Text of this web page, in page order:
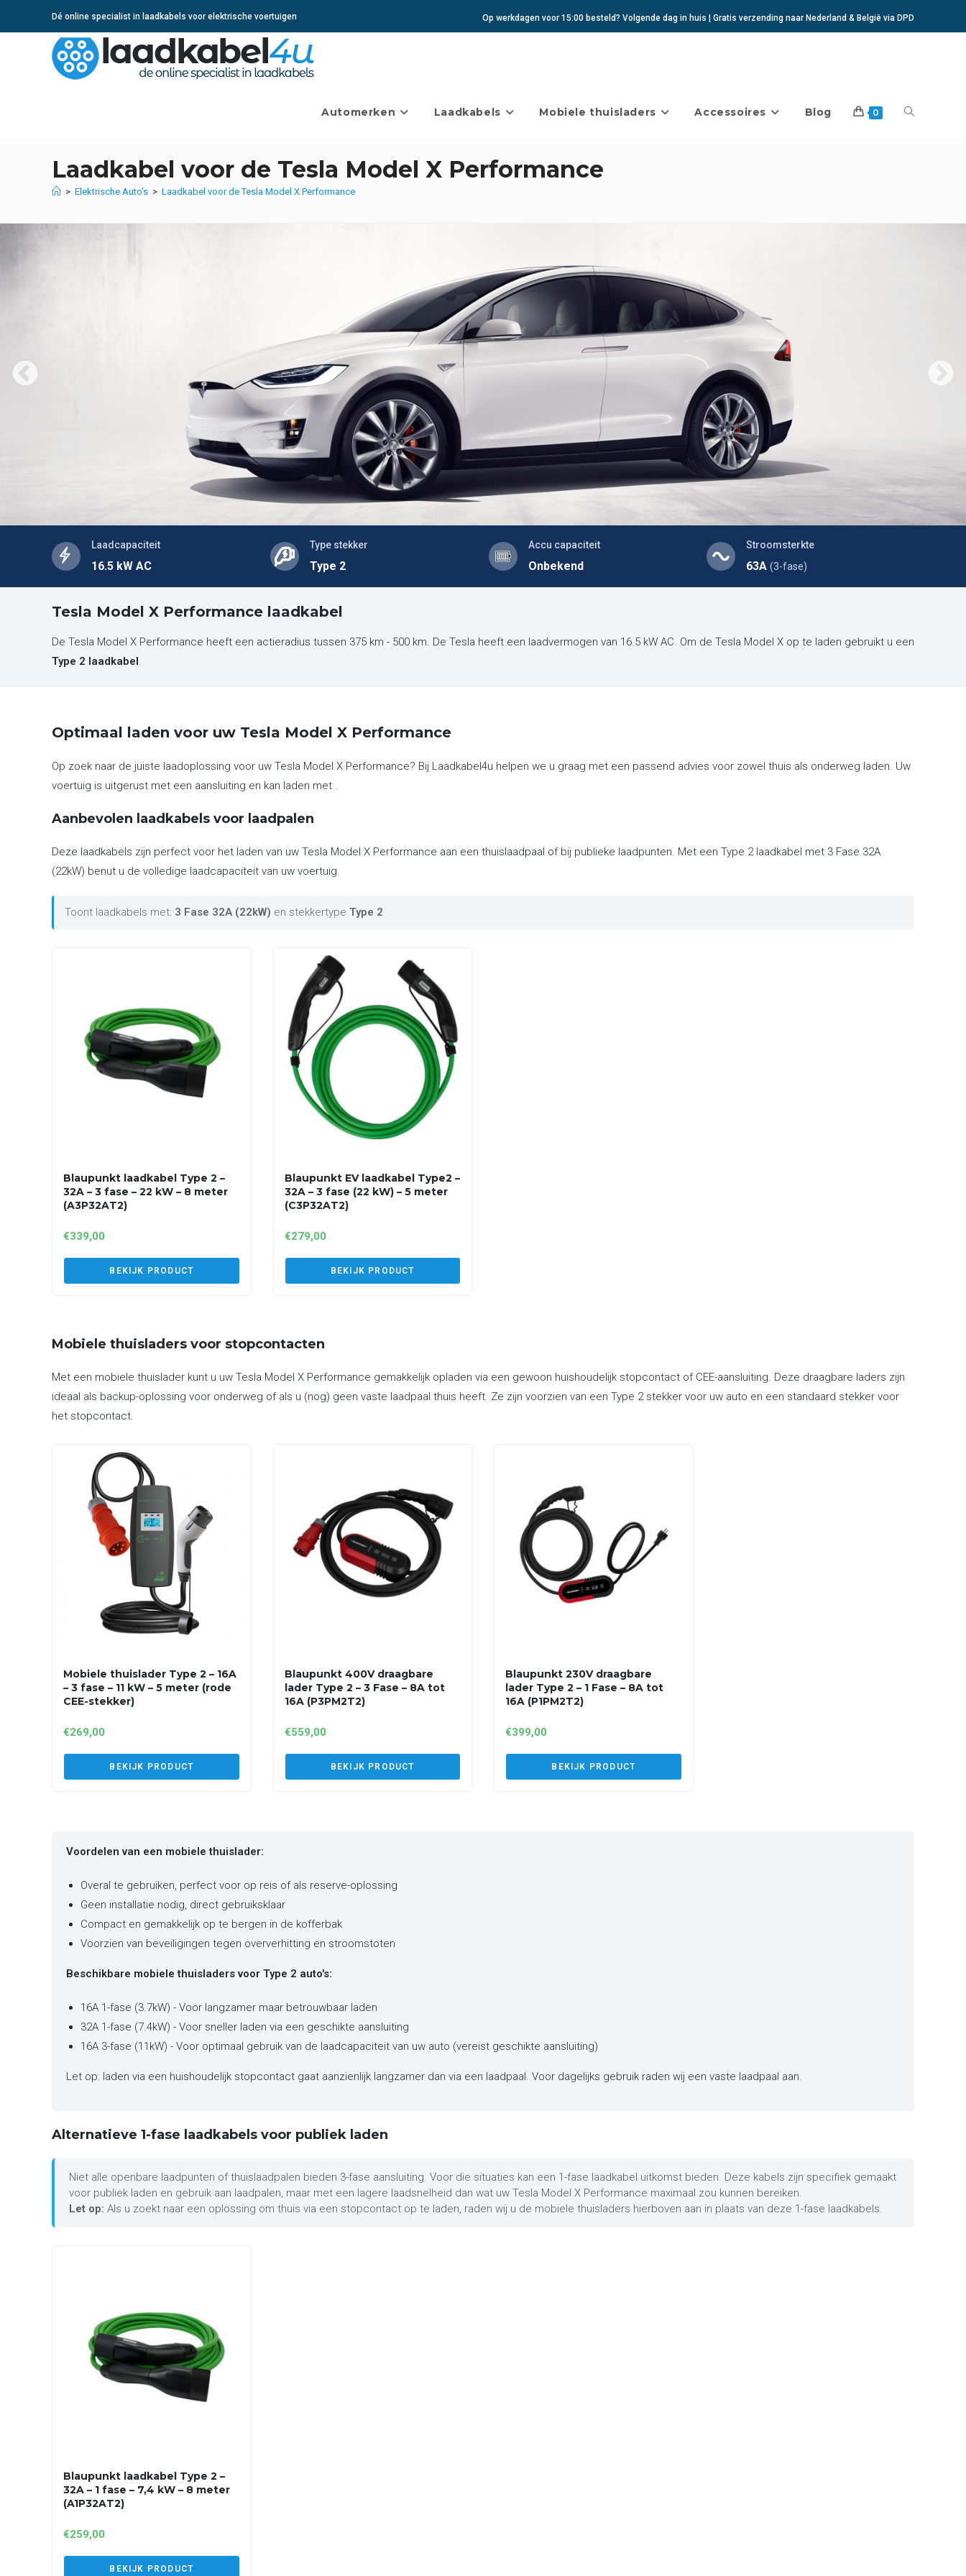
Dé online specialist in laadkabels voor elektrische voertuigen Op werkdagen voor 15:00 besteld? Volgende dag in huis | Gratis verzending naar Nederland & België via DPD
Automerken Laadkabels Mobiele thuisladers Accessoires Blog 0 Toggle
Laadkabel voor de Tesla Model X Performance
> Elektrische Auto's > Laadkabel voor de Tesla Model X Performance
Laadcapaciteit
16.5 kW AC
Type stekker
Type 2
Accu capaciteit
Onbekend
Stroomsterkte
63A(3-fase)
Tesla Model X Performance laadkabel
De Tesla Model X Performance heeft een actieradius tussen 375 km - 500 km. De Tesla heeft een laadvermogen van 16.5 kW AC. Om de Tesla Model X op te laden gebruikt u een
Type 2 laadkabel.
Optimaal laden voor uw Tesla Model X Performance
Op zoek naar de juiste laadoplossing voor uw Tesla Model X Performance? Bij Laadkabel4u helpen we u graag met een passend advies voor zowel thuis als onderweg laden. Uw
voertuig is uitgerust met een aansluiting en kan laden met .
Aanbevolen laadkabels voor laadpalen
Deze laadkabels zijn perfect voor het laden van uw Tesla Model X Performance aan een thuislaadpaal of bij publieke laadpunten. Met een Type 2 laadkabel met 3 Fase 32A
(22kW) benut u de volledige laadcapaciteit van uw voertuig.
Toont laadkabels met: 3 Fase 32A (22kW) en stekkertype Type 2
Blaupunkt laadkabel Type 2 –
32A – 3 fase – 22 kW – 8 meter
(A3P32AT2)
€339,00
BEKIJK PRODUCT
Blaupunkt EV laadkabel Type2 –
32A – 3 fase (22 kW) – 5 meter
(C3P32AT2)
€279,00
BEKIJK PRODUCT
Mobiele thuisladers voor stopcontacten
Met een mobiele thuislader kunt u uw Tesla Model X Performance gemakkelijk opladen via een gewoon huishoudelijk stopcontact of CEE-aansluiting. Deze draagbare laders zijn
ideaal als backup-oplossing voor onderweg of als u (nog) geen vaste laadpaal thuis heeft. Ze zijn voorzien van een Type 2 stekker voor uw auto en een standaard stekker voor
het stopcontact.
Mobiele thuislader Type 2 – 16A
– 3 fase – 11 kW – 5 meter (rode
CEE-stekker)
€269,00
BEKIJK PRODUCT
Blaupunkt 400V draagbare
lader Type 2 – 3 Fase – 8A tot
16A (P3PM2T2)
€559,00
BEKIJK PRODUCT
Blaupunkt 230V draagbare
lader Type 2 – 1 Fase – 8A tot
16A (P1PM2T2)
€399,00
BEKIJK PRODUCT
Voordelen van een mobiele thuislader:
Overal te gebruiken, perfect voor op reis of als reserve-oplossing
Geen installatie nodig, direct gebruiksklaar
Compact en gemakkelijk op te bergen in de kofferbak
Voorzien van beveiligingen tegen oververhitting en stroomstoten
Beschikbare mobiele thuisladers voor Type 2 auto's:
16A 1-fase (3.7kW) - Voor langzamer maar betrouwbaar laden
32A 1-fase (7.4kW) - Voor sneller laden via een geschikte aansluiting
16A 3-fase (11kW) - Voor optimaal gebruik van de laadcapaciteit van uw auto (vereist geschikte aansluiting)
Let op: laden via een huishoudelijk stopcontact gaat aanzienlijk langzamer dan via een laadpaal. Voor dagelijks gebruik raden wij een vaste laadpaal aan.
Alternatieve 1-fase laadkabels voor publiek laden
Niet alle openbare laadpunten of thuislaadpalen bieden 3-fase aansluiting. Voor die situaties kan een 1-fase laadkabel uitkomst bieden. Deze kabels zijn specifiek gemaakt
voor publiek laden en gebruik aan laadpalen, maar met een lagere laadsnelheid dan wat uw Tesla Model X Performance maximaal zou kunnen bereiken.
Let op: Als u zoekt naar een oplossing om thuis via een stopcontact op te laden, raden wij u de mobiele thuisladers hierboven aan in plaats van deze 1-fase laadkabels.
Blaupunkt laadkabel Type 2 –
32A – 1 fase – 7,4 kW – 8 meter
(A1P32AT2)
€259,00
BEKIJK PRODUCT